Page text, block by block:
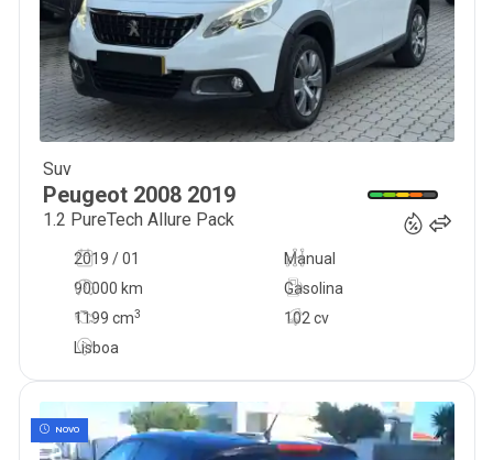
Suv
Peugeot 2008 2019
1.2 PureTech Allure Pack
2019 / 01
Manual
90000 km
102 cv
Gasolina
1199 cm3
Lisboa
NOVO